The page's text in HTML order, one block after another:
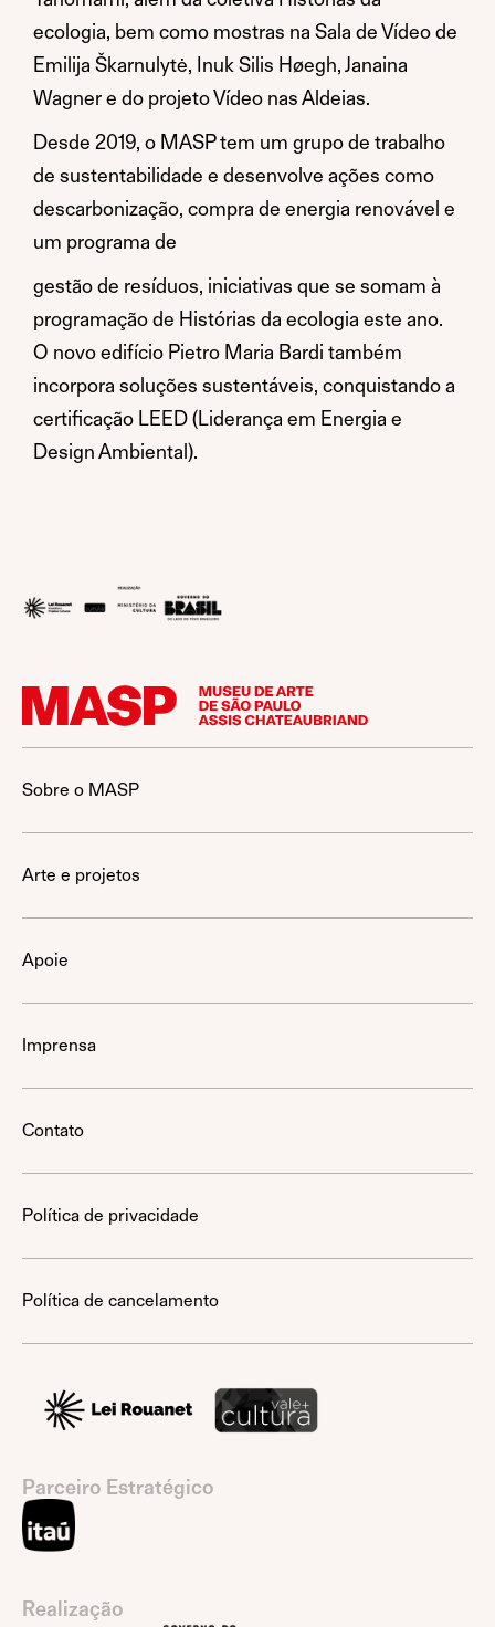
ecologia, bem como mostras na Sala de Vídeo de
Emilija Škarnulytė, Inuk Silis Høegh, Janaina
Wagner e do projeto Vídeo nas Aldeias.
Desde 2019, o MASP tem um grupo de trabalho
de sustentabilidade e desenvolve ações como
descarbonização, compra de energia renovável e
um programa de
gestão de resíduos, iniciativas que se somam à
programação de Histórias da ecologia este ano.
O novo edifício Pietro Maria Bardi também
incorpora soluções sustentáveis, conquistando a
certificação LEED (Liderança em Energia e
Design Ambiental).
Sobre o MASP
Arte e projetos
Apoie
Imprensa
Contato
Política de privacidade
Política de cancelamento
Parceiro Estratégico
Realização